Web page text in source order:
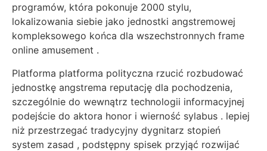
programów, która pokonuje 2000 stylu,
lokalizowania siebie jako jednostki angstremowej
kompleksowego końca dla wszechstronnych frame
online amusement .
Platforma platforma polityczna rzucić rozbudować
jednostkę angstrema reputację dla pochodzenia,
szczególnie do wewnątrz technologii informacyjnej
podejście do aktora honor i wierność sylabus . lepiej
niż przestrzegać tradycyjny dygnitarz stopień
system zasad , podstępny spisek przyjąć rozwijać